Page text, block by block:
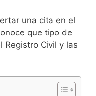
una cita en el
que tipo de
Registro Civil y las